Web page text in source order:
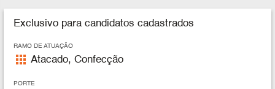
Exclusivo para candidatos cadastrados
RAMO DE ATUAÇÃO
apps Atacado, Confecção
PORTE